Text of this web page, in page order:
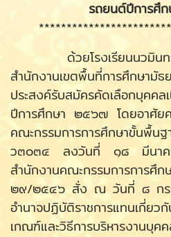
รถยนต์ปีการศึ
ด้วยโรงเรียนนวมินท
สำนักงานเขตพื้นที่การศึกษามั
ประสงค์รับสมัครคัดเลือกบุคคล
ปีการศึกษา ๒๕๖๗ โดยอาศัย
คณะกรรมการการศึกษาขั้
ว๓๐๓๔ ลงวันที่ ๑๘ มีน
สำนักงานคณะกรรมการ
๒๙/๒๕๔๖ สั่ง ณ วันที่ ๘ กร
อำนาจปฏิบัติราชการแทนเกี่ยว
เกณฑ์และวิธีการบริหารงานบุค